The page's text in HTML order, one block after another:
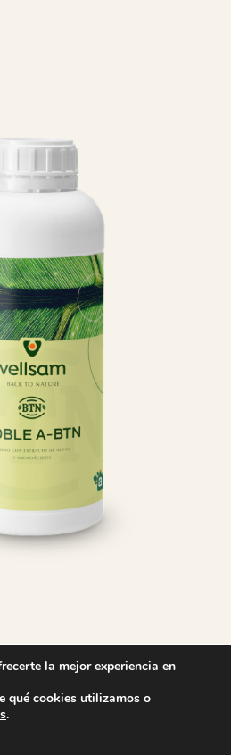
A+ BTN
la mejor experiencia en
qué cookies utilizamos o
.